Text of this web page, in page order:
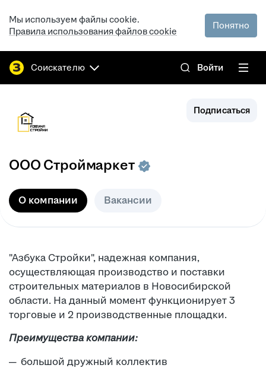
Мы используем файлы cookie.
Правила использования файлов cookie
Понятно
Соискателю Войти
Подписаться
ООО Строймаркет
О компании Вакансии
"Азбука Стройки", надежная компания,
осуществляющая производство и поставки
строительных материалов в Новосибирской
области. На данный момент функционирует 3
торговые и 2 производственные площадки.
Преимущества компании:
большой дружный коллектив